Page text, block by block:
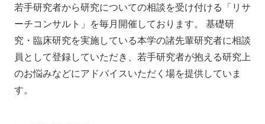
若手研究者から研究についての相談を受け付ける「リサ
ーチコンサルト」を毎月開催しております。 基礎研
究・臨床研究を実施している本学の諸先輩研究者に相談
員として登録していただき、若手研究者が抱える研究上
のお悩みなどにアドバイスいただく場を提供していま
す。